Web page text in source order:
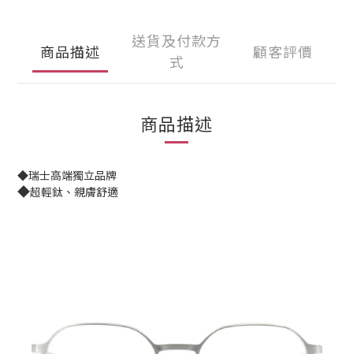
商品描述
送貨及付款方
式
顧客評價
商品描述
◆瑞士高端獨立品牌
◆超輕鈦、親膚舒適